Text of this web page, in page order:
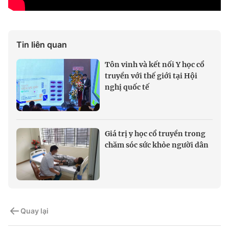
Tin liên quan
Tôn vinh và kết nối Y học cổ
truyền với thế giới tại Hội
nghị quốc tế
Giá trị y học cổ truyền trong
chăm sóc sức khỏe người dân
Quay lại